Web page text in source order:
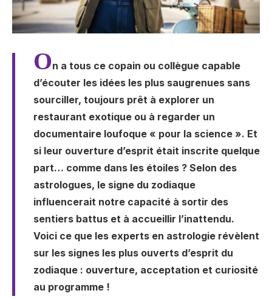
On a tous ce copain ou collègue capable
d’écouter les idées les plus saugrenues sans
sourciller, toujours prêt à explorer un
restaurant exotique ou à regarder un
documentaire loufoque « pour la science ». Et
si leur ouverture d’esprit était inscrite quelque
part… comme dans les étoiles ? Selon des
astrologues, le signe du zodiaque
influencerait notre capacité à sortir des
sentiers battus et à accueillir l’inattendu.
Voici ce que les experts en astrologie révèlent
sur les signes les plus ouverts d’esprit du
zodiaque : ouverture, acceptation et curiosité
au programme !